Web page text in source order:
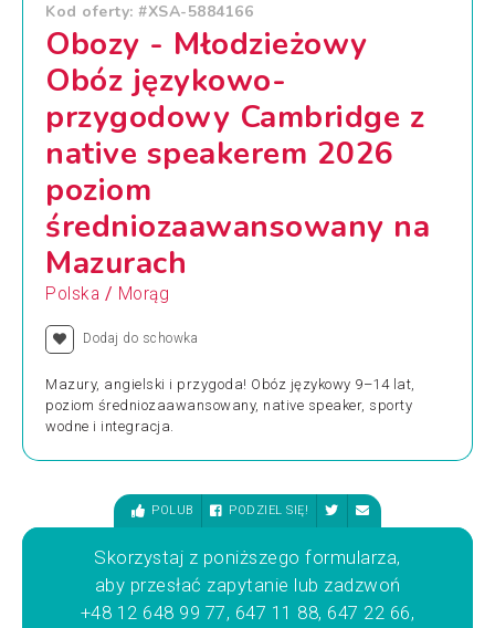
Kod oferty: #XSA-5884166
Obozy - Młodzieżowy
Obóz językowo-
przygodowy Cambridge z
native speakerem 2026
poziom
średniozaawansowany na
Mazurach
Polska / Morąg
Dodaj do schowka
Mazury, angielski i przygoda! Obóz językowy 9–14 lat,
poziom średniozaawansowany, native speaker, sporty
wodne i integracja.
POLUB PODZIEL SIĘ!
Skorzystaj z poniższego formularza,
aby przesłać zapytanie lub zadzwoń
+48 12 648 99 77, 647 11 88, 647 22 66,